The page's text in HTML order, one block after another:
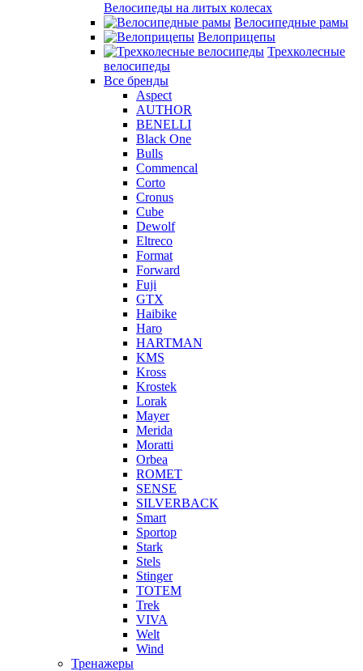
Велосипеды на литых колесах
Велосипедные рамы
Велоприцепы
Трехколесные
велосипеды
Все бренды
Aspect
AUTHOR
BENELLI
Black One
Bulls
Commencal
Corto
Cronus
Cube
Dewolf
Eltreco
Format
Forward
Fuji
GTX
Haibike
Haro
HARTMAN
KMS
Kross
Krostek
Lorak
Mayer
Merida
Moratti
Orbea
ROMET
SENSE
SILVERBACK
Smart
Sportop
Stark
Stels
Stinger
TOTEM
Trek
VIVA
Welt
Wind
Тренажеры